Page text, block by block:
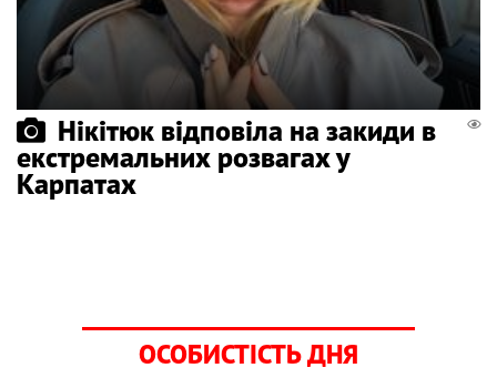
Нікітюк відповіла на закиди в
екстремальних розвагах у
Карпатах
ОСОБИСТІСТЬ ДНЯ